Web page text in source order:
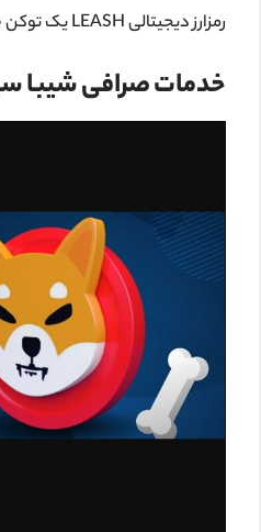
رمزارز دیجیتالی LEASH یک توکن ERC-۲۰ بوده و ساختاری مشابه توکن شیبا را دارد.
خدمات صرافی شیبا